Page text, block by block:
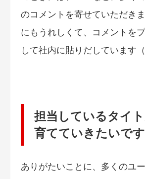
のコメントを寄せていただき
にもうれしくて、コメントを
して社内に貼りだしています（
担当しているタイ
育てていきたいで
ありがたいことに、多くのユ